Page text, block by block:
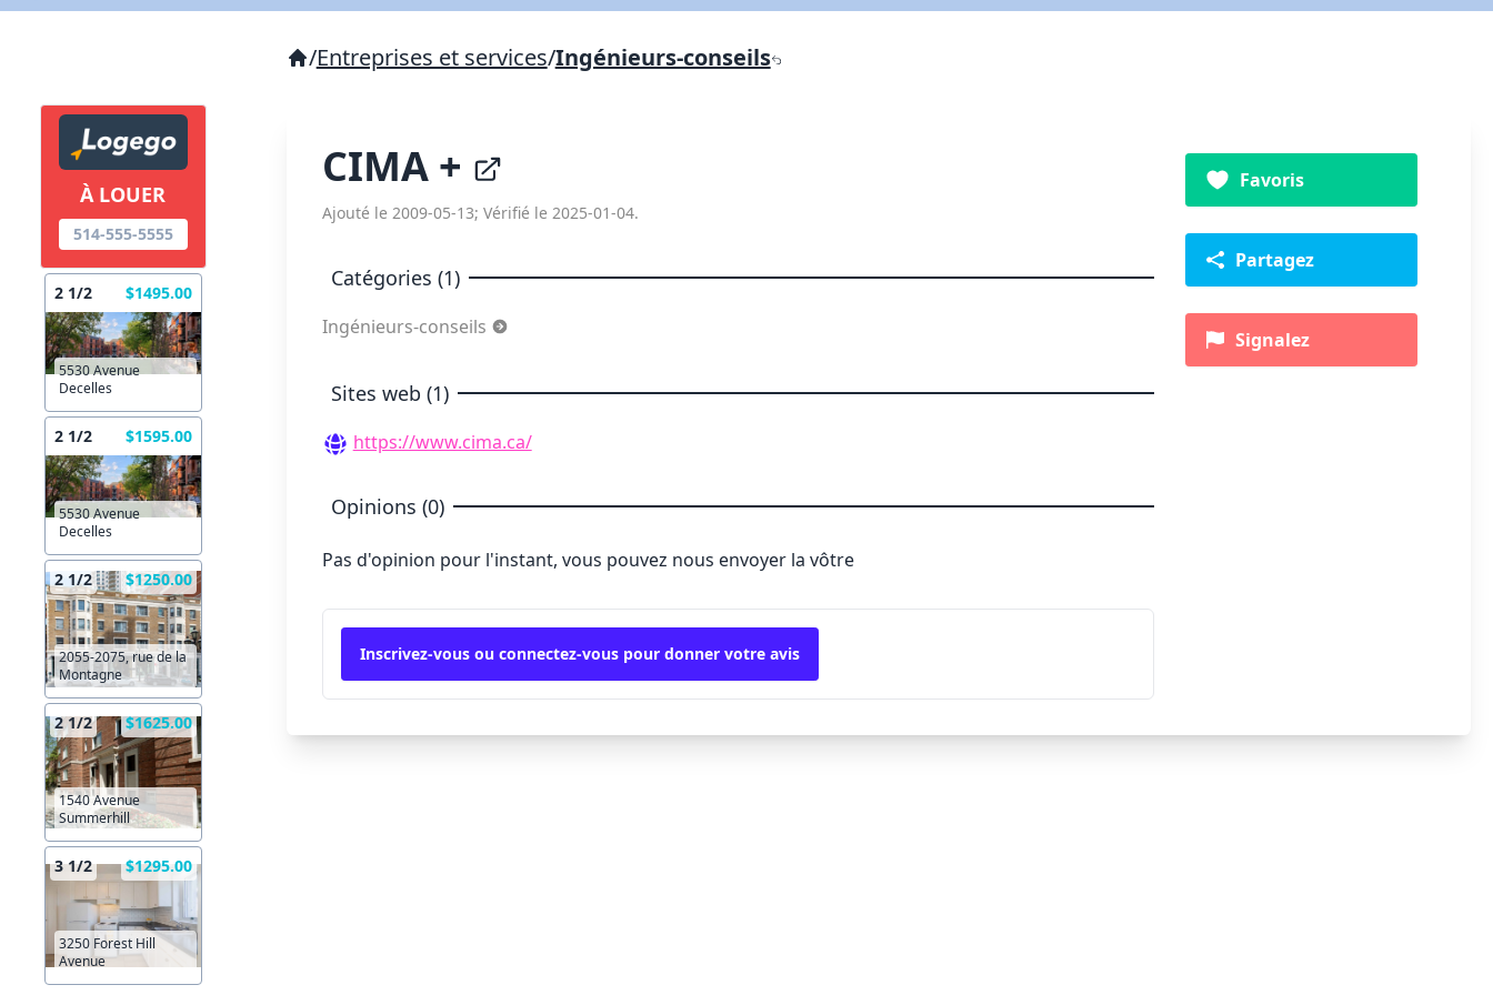
À LOUER
514-555-5555
2 1/2 $1495.00
5530 Avenue
Decelles
2 1/2 $1595.00
5530 Avenue
Decelles
2 1/2 $1250.00
2055-2075, rue de la
Montagne
2 1/2 $1625.00
1540 Avenue
Summerhill
3 1/2 $1295.00
3250 Forest Hill
Avenue
/Entreprises et services/Ingénieurs-conseils
CIMA +
Ajouté le 2009-05-13; Vérifié le 2025-01-04.
Catégories (1)
Ingénieurs-conseils
Sites web (1)
https://www.cima.ca/
Opinions (0)
Pas d'opinion pour l'instant, vous pouvez nous envoyer la vôtre
Inscrivez-vous ou connectez-vous pour donner votre avis
Favoris
Partagez
Signalez